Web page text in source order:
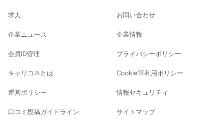
求人
企業ニュース
会員ID管理
キャリコネとは
運営ポリシー
口コミ投稿ガイドライン
お問い合わせ
企業情報
プライバシーポリシー
Cookie等利用ポリシー
情報セキュリティ
サイトマップ